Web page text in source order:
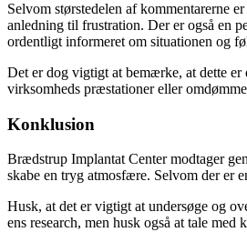
Selvom størstedelen af kommentarerne
anledning til frustration. Der er også en
ordentligt informeret om situationen og
Det er dog vigtigt at bemærke, at dette
virksomheds præstationer eller
Konklusion
Brædstrup Implantat Center modtager
skabe en tryg atmosfære. Selvom der er
Husk, at det er vigtigt at undersøge og
ens research, men husk også at tale